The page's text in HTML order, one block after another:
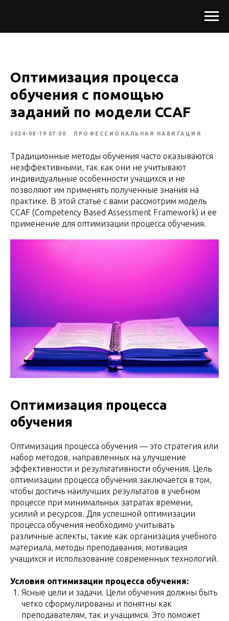
Оптимизация процесса
обучения с помощью
заданий по модели CCAF
2024-08-19 07:00 ПРОФЕССИОНАЛЬНАЯ НАВИГАЦИЯ
Традиционные методы обучения часто оказываются
неэффективными, так как они не учитывают
индивидуальные особенности учащихся и не
позволяют им применять полученные знания на
практике. В этой статье с вами рассмотрим модель
CCAF (Competency Based Assessment Framework) и ее
применение для оптимизации процесса обучения.
Оптимизация процесса
обучения
Оптимизация процесса обучения — это стратегия или
набор методов, направленных на улучшение
эффективности и результативности обучения. Цель
оптимизации процесса обучения заключается в том,
чтобы достичь наилучших результатов в учебном
процессе при минимальных затратах времени,
усилий и ресурсов. Для успешной оптимизации
процесса обучения необходимо учитывать
различные аспекты, такие как организация учебного
материала, методы преподавания, мотивация
учащихся и использование современных технологий.
Условия оптимизации процесса обучения:
Ясные цели и задачи. Цели обучения должны быть
четко сформулированы и понятны как
преподавателям, так и учащимся. Это поможет